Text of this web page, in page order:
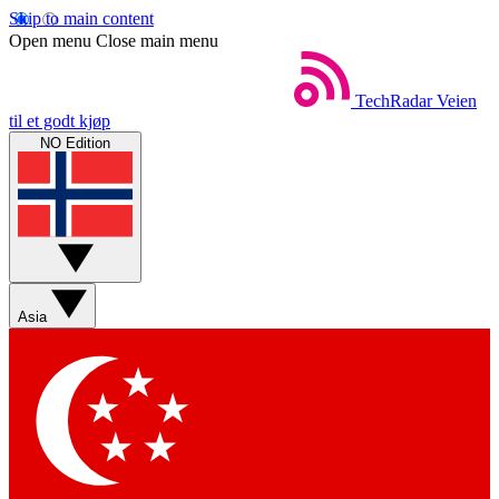
Skip to main content
Open menu Close main menu
TechRadar Veien
til et godt kjøp
NO Edition
Asia